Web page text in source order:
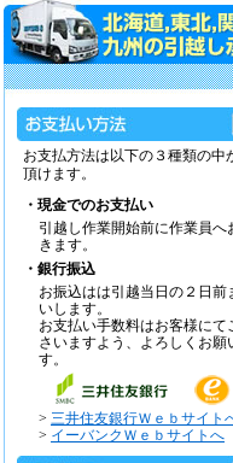
お支払方法は以下の３種類の中
頂けます。
・現金でのお支払い
引越し作業開始前に作業員へ
きます。
・銀行振込
お振込はは引越当日の２日前
いします。
お支払い手数料はお客様にて
さいますよう、よろしくお願
す。
> 三井住友銀行Ｗｅｂサイト
> イーバンクＷｅｂサイトへ